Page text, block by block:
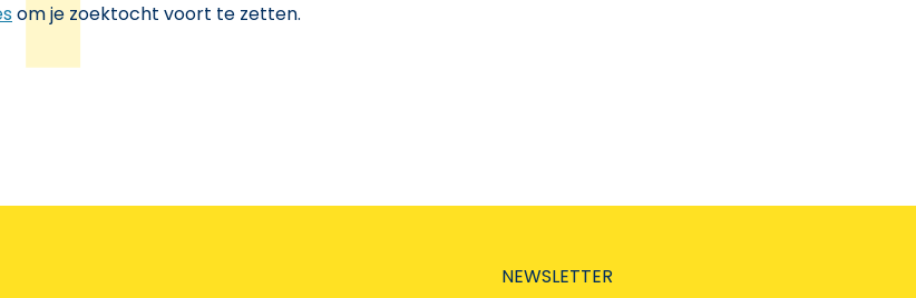
om je zoektocht voort te zetten.
NEWSLETTER